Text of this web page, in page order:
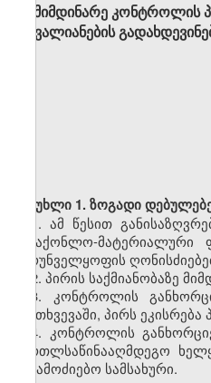
მიმდინარე კონტროლის
დავალიანების
მუხლი 1. ზოგადი
1.ამ წესით
სასაქონლო-მატერიალური
უზრუნველყოფის
2. პირის საქმიანობაზე
3. კონტროლის
შემთხვევაში, პირს ეკისრება
4. კონტროლის
მართლსაწინააღმდეგო
საგამოძიებო სამსახური.